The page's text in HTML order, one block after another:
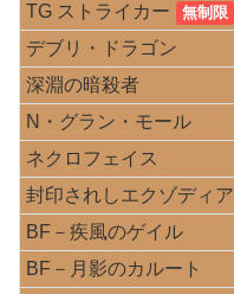
TG ストライカー
無制限
デブリ・ドラゴン
深淵の暗殺者
N・グラン・モール
ネクロフェイス
封印されしエクゾディア
BF－疾風のゲイル
BF－月影のカルート